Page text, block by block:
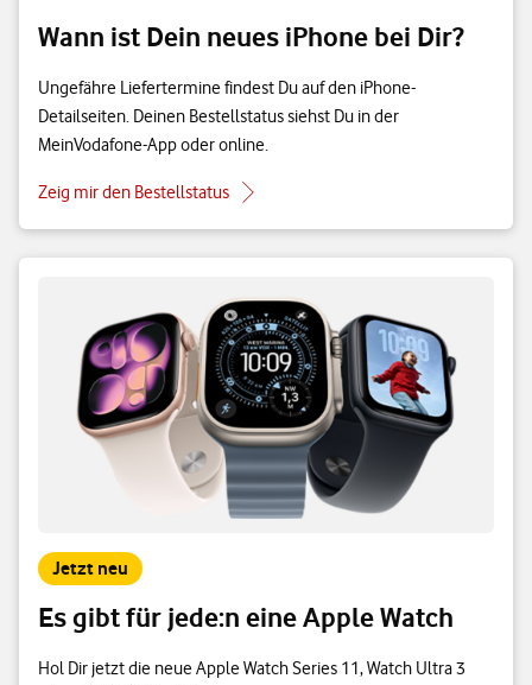
Wann ist Dein neues iPhone bei Dir?
Ungefähre Liefertermine findest Du auf den iPhone-
Detailseiten. Deinen Bestellstatus siehst Du in der
MeinVodafone-App oder online.
Zeig mir den Bestellstatus
Jetzt neu
Es gibt für jede:n eine Apple Watch
Hol Dir jetzt die neue Apple Watch Series 11, Watch Ultra 3